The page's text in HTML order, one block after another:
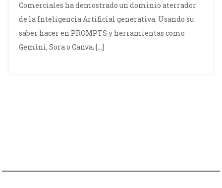
Comerciales ha demostrado un dominio aterrador
de la Inteligencia Artificial generativa. Usando su
saber hacer en PROMPTS y herramientas como
Gemini, Sora o Canva, […]